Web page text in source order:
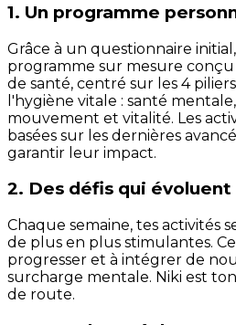
1. Un programme
Grâce à un questionnaire
programme sur mesure conçu
de santé, centré sur les 4
l'hygiène vitale : santé
mouvement et vitalité. Les
basées sur les dernières
garantir leur impact.
2. Des défis qui
Chaque semaine, tes activités
de plus en plus stimulantes.
progresser et à intégrer de
surcharge mentale. Niki est
de route.